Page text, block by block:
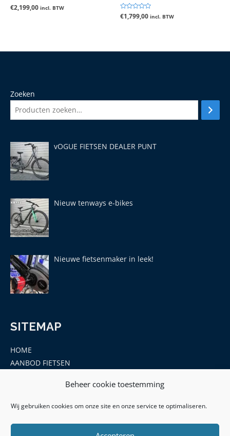
Beheer cookie toestemming
Wij gebruiken cookies om onze site en onze service te optimaliseren.
Gewaardeerd
0
€2,199,00 incl. BTW
Gewaardeerd
0
€1,799,00 incl. BTW
Zoeken
vOGUE FIETSEN DEALER PUNT
Nieuw tenways e-bikes
Nieuwe fietsenmaker in leek!
SITEMAP
HOME
AANBOD FIETSEN
ONDERDELEN EN ACCESSOIRES